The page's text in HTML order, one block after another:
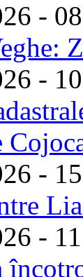
-
-
-
-